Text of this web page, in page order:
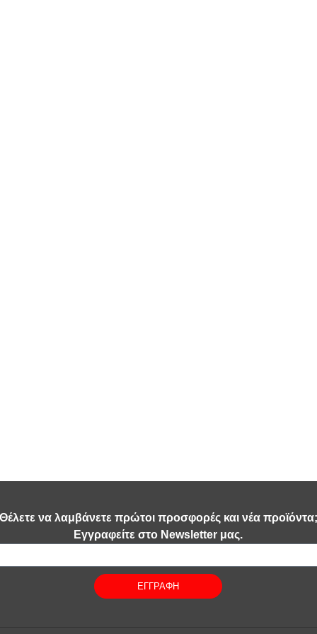
Θέλετε να λαμβάνετε πρώτοι προσφορές και νέα προϊόντα;
Εγγραφείτε στο Newsletter μας.
ΕΓΓΡΑΦΗ